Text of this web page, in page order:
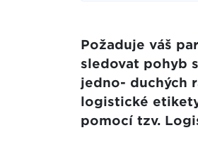
Požaduje váš
sledovat pohyb
jedno- duchých
logistické
pomocí tzv.